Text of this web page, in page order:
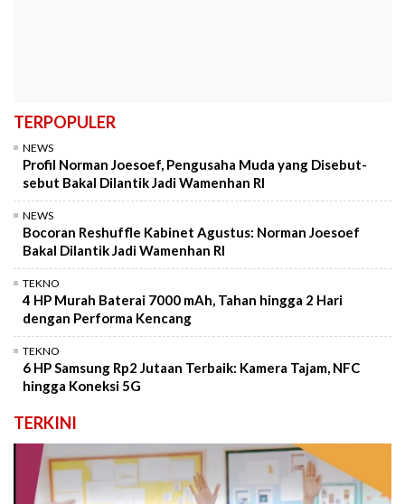
TERPOPULER
NEWS
Profil Norman Joesoef, Pengusaha Muda yang Disebut-
sebut Bakal Dilantik Jadi Wamenhan RI
NEWS
Bocoran Reshuffle Kabinet Agustus: Norman Joesoef
Bakal Dilantik Jadi Wamenhan RI
TEKNO
4 HP Murah Baterai 7000 mAh, Tahan hingga 2 Hari
dengan Performa Kencang
TEKNO
6 HP Samsung Rp2 Jutaan Terbaik: Kamera Tajam, NFC
hingga Koneksi 5G
TERKINI